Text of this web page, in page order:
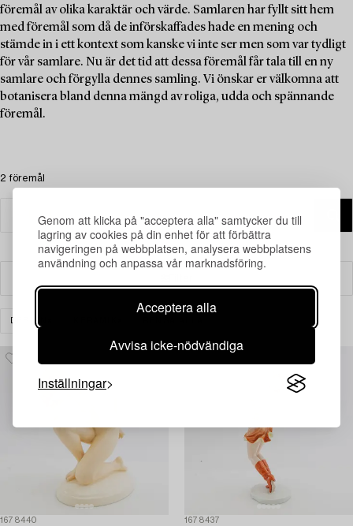
Genom att klicka på "acceptera alla" samtycker du till
lagring av cookies på din enhet för att förbättra
navigeringen på webbplatsen, analysera webbplatsens
användning och anpassa vår marknadsföring.
Acceptera alla
Avvisa icke-nödvändiga
Inställningar
föremål av olika karaktär och värde. Samlaren har fyllt sitt hem
med föremål som då de införskaffades hade en mening och
stämde in i ett kontext som kanske vi inte ser men som var tydligt
för vår samlare. Nu är det tid att dessa föremål får tala till en ny
samlare och förgylla dennes samling. Vi önskar er välkomna att
botanisera bland denna mängd av roliga, udda och spännande
föremål.
2 föremål
1678440 1678437